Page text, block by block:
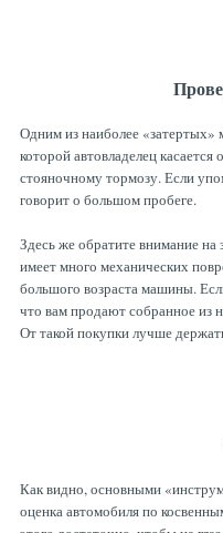
Одним из наиболее
которой автовладелец
стояночному тормозу. Если
говорит о большом пробеге.
Здесь же обратите внимание на
имеет много механических
большого возраста машины.
что вам продают собранное из
От такой покупки лучше
Как видно, основными
оценка автомобиля по